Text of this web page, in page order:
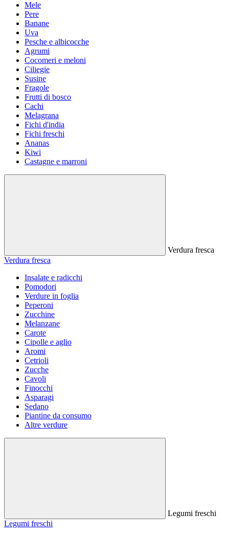
Mele
Pere
Banane
Uva
Pesche e albicocche
Agrumi
Cocomeri e meloni
Ciliegie
Susine
Fragole
Frutti di bosco
Cachi
Melagrana
Fichi d'india
Fichi freschi
Ananas
Kiwi
Castagne e marroni
Verdura fresca
Verdura fresca
Insalate e radicchi
Pomodori
Verdure in foglia
Peperoni
Zucchine
Melanzane
Carote
Cipolle e aglio
Aromi
Cetrioli
Zucche
Cavoli
Finocchi
Asparagi
Sedano
Piantine da consumo
Altre verdure
Legumi freschi
Legumi freschi